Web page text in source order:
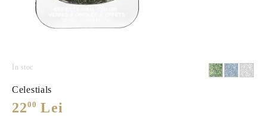
În stoc
Celestials
2200 Lei